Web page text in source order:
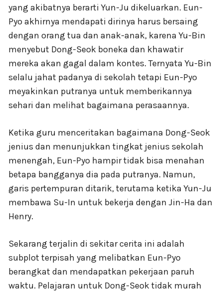
yang akibatnya berarti Yun-Ju dikeluarkan. Eun-
Pyo akhirnya mendapati dirinya harus bersaing
dengan orang tua dan anak-anak, karena Yu-Bin
menyebut Dong-Seok boneka dan khawatir
mereka akan gagal dalam kontes. Ternyata Yu-Bin
selalu jahat padanya di sekolah tetapi Eun-Pyo
meyakinkan putranya untuk memberikannya
sehari dan melihat bagaimana perasaannya.
Ketika guru menceritakan bagaimana Dong-Seok
jenius dan menunjukkan tingkat jenius sekolah
menengah, Eun-Pyo hampir tidak bisa menahan
betapa bangganya dia pada putranya. Namun,
garis pertempuran ditarik, terutama ketika Yun-Ju
membawa Su-In untuk bekerja dengan Jin-Ha dan
Henry.
Sekarang terjalin di sekitar cerita ini adalah
subplot terpisah yang melibatkan Eun-Pyo
berangkat dan mendapatkan pekerjaan paruh
waktu. Pelajaran untuk Dong-Seok tidak murah